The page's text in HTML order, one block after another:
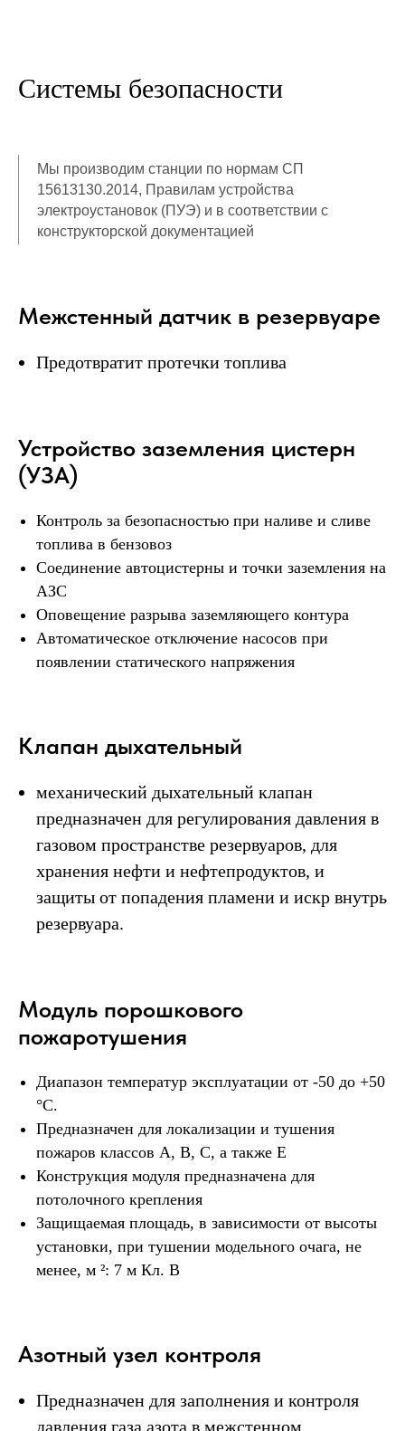
Системы безопасности
Мы производим станции по нормам СП
15613130.2014, Правилам устройства
электроустановок (ПУЭ) и в соответствии с
конструкторской документацией
Межстенный датчик в резервуаре
Предотвратит протечки топлива
Устройство заземления цистерн
(УЗА)
Контроль за безопасностью при наливе и сливе
топлива в бензовоз
Соединение автоцистерны и точки заземления на
АЗС
Оповещение разрыва заземляющего контура
Автоматическое отключение насосов при
появлении статического напряжения
Клапан дыхательный
механический дыхательный клапан
предназначен для регулирования давления в
газовом пространстве резервуаров, для
хранения нефти и нефтепродуктов, и
защиты от попадения пламени и искр внутрь
резервуара.
Модуль порошкового
пожаротушения
Диапазон температур эксплуатации от -50 до +50
°С.
Предназначен для локализации и тушения
пожаров классов А, В, С, а также E
Конструкция модуля предназначена для
потолочного крепления
Защищаемая площадь, в зависимости от высоты
установки, при тушении модельного очага, не
менее, м ²: 7 м Кл. В
Азотный узел контроля
Предназначен для заполнения и контроля
давления газа азота в межстенном